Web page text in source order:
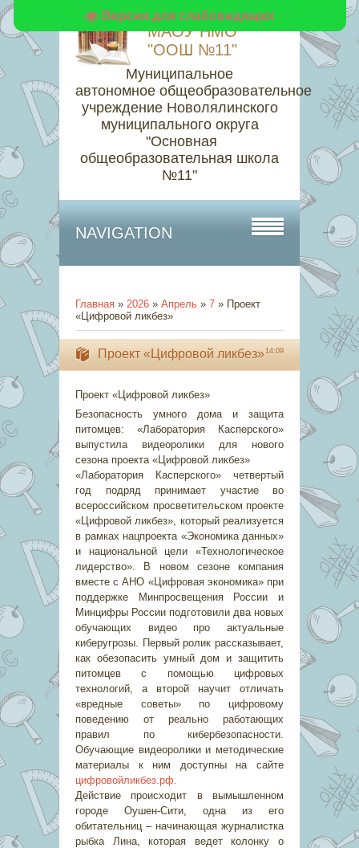
Версия для слабовидящих
МАОУ НМО
"ООШ №11"
Муниципальное
автономное общеобразовательное
учреждение Новолялинского
муниципального округа
"Основная
общеобразовательная школа
№11"
NAVIGATION
Главная » 2026 » Апрель » 7 » Проект
«Цифровой ликбез»
14:09
Проект «Цифровой ликбез»
Проект «Цифровой ликбез»
Безопасность умного дома и защита
питомцев: «Лаборатория Касперского»
выпустила видеоролики для нового
сезона проекта «Цифровой ликбез»
«Лаборатория Касперского» четвертый
год подряд принимает участие во
всероссийском просветительском проекте
«Цифровой ликбез», который реализуется
в рамках нацпроекта «Экономика данных»
и национальной цели «Технологическое
лидерство». В новом сезоне компания
вместе с АНО «Цифровая экономика» при
поддержке Минпросвещения России и
Минцифры России подготовили два новых
обучающих видео про актуальные
киберугрозы. Первый ролик рассказывает,
как обезопасить умный дом и защитить
питомцев с помощью цифровых
технологий, а второй научит отличать
«вредные советы» по цифровому
поведению от реально работающих
правил по кибербезопасности.
Обучающие видеоролики и методические
материалы к ним доступны на сайте
цифровойликбез.рф.
Действие происходит в вымышленном
городе Оушен-Сити, одна из его
обитательниц – начинающая журналистка
рыбка Лина, которая ведет колонку о